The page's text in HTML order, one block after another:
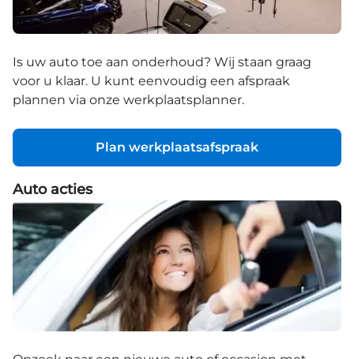
Is uw auto toe aan onderhoud? Wij staan graag
voor u klaar. U kunt eenvoudig een afspraak
plannen via onze werkplaatsplanner.
Plan werkplaatsafspraak
Auto acties